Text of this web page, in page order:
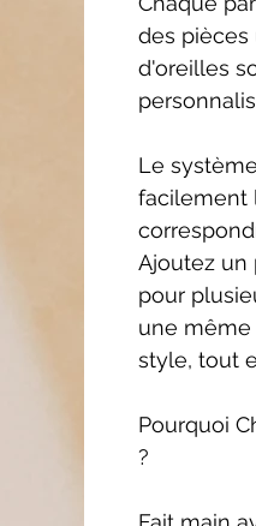
des pièces
d'oreilles
Le
facilement
Ajoutez un
pour
une même
style, tout
Pourquoi
?